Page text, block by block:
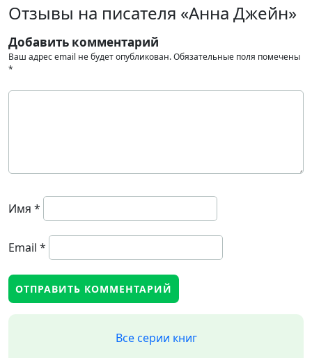
Отзывы на писателя «Анна Джейн»
Добавить комментарий
Ваш адрес email не будет опубликован.Обязательные поля помечены
*
Имя *
Email *
Все серии книг